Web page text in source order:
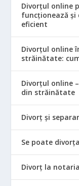
Divorțul online
funcționează
eficient
Divorțul online
străinătate:
Divorțul online
din străinătate
Divorț și
Se poate
Divorț la